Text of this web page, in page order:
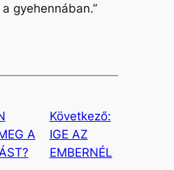
gyehennában.”
A
Következő:
IGE AZ
EMBERNÉL